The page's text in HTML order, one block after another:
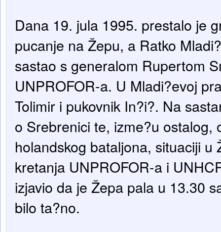
Dana 19. jula 1995. prestalo je
pucanje na Žepu, a Ratko
sastao s generalom Rupertom
UNPROFOR-a. U Mladi?evoj
Tolimir i pukovnik In?i?. Na
o Srebrenici te, izme?u ostalog,
holandskog bataljona, situaciji u
kretanja UNPROFOR-a i
izjavio da je Žepa pala u 13.30
bilo ta?no.